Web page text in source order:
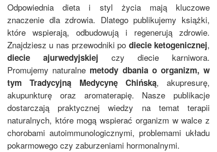
Odpowiednia dieta i styl życia mają kluczowe
znaczenie dla zdrowia. Dlatego publikujemy książki,
które wspierają, odbudowują i regenerują zdrowie.
Znajdziesz u nas przewodniki po diecie ketogenicznej,
diecie ajurwedyjskiej czy diecie karniwora.
Promujemy naturalne metody dbania o organizm, w
tymTradycyjną Medycynę Chińską, akupresurę,
akupunkturę oraz aromaterapię. Nasze publikacje
dostarczają praktycznej wiedzy na temat terapii
naturalnych, które mogą wspierać organizm w walce z
chorobami autoimmunologicznymi, problemami układu
pokarmowego czy zaburzeniami hormonalnymi.